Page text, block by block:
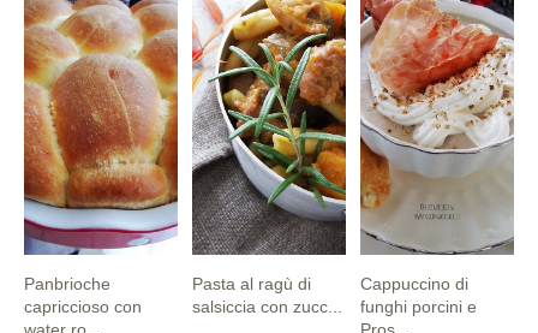
Panbrioche
capriccioso con
Pasta al ragù di
salsiccia con zucc...
Cappuccino di
funghi porcini e